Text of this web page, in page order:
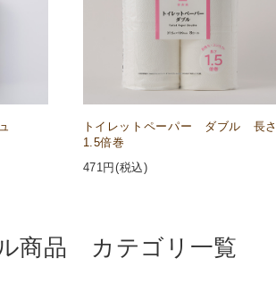
トイレットペーパー ダブル 長さ
1.5倍巻
471円(税込)
商品 カテゴリ一覧